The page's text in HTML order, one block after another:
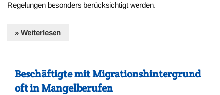
Regelungen besonders berücksichtigt werden.
» Weiterlesen
Beschäftigte mit Migrationshintergrund
oft in Mangelberufen